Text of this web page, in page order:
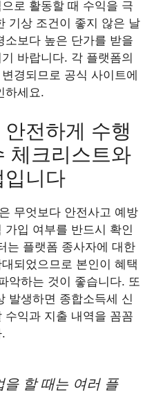
로 활동할 때 수익을 극
기상 조건이 좋지 않은 날
소보다 높은 단가를 받을
바랍니다. 각 플랫폼의
경되므로 공식 사이트에
하세요.
전하게 수행
체크리스트와
니다
무엇보다 안전사고 예방
입 여부를 반드시 확인
는 플랫폼 종사자에 대한
되었으므로 본인이 혜택
악하는 것이 좋습니다. 또
발생하면 종합소득세 신
수익과 지출 내역을 꼼꼼
할 때는 여러 플